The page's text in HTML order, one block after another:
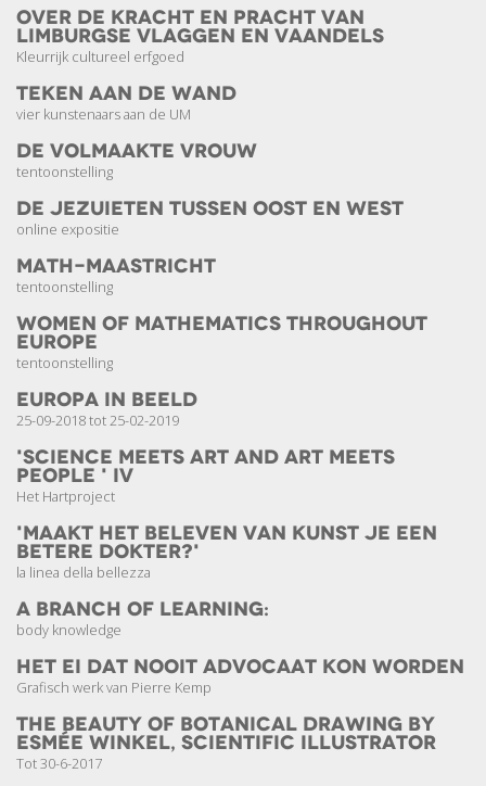
Over de kracht en pracht van
Limburgse vlaggen en vaandels
Kleurrijk cultureel erfgoed
teken aan de wand
vier kunstenaars aan de UM
De volmaakte vrouw
tentoonstelling
De jezuïeten tussen Oost en West
online expositie
Math-Maastricht
tentoonstelling
Women of Mathematics throughout
Europe
tentoonstelling
Europa in beeld
25-09-2018 tot 25-02-2019
'Science meets Art and Art meets
People ' IV
Het Hartproject
'Maakt het beleven van kunst je een
betere dokter?'
la linea della bellezza
a branch of learning:
body knowledge
Het ei dat nooit advocaat kon worden
Grafisch werk van Pierre Kemp
The Beauty of Botanical Drawing by
Esmée Winkel, scientific illustrator
Tot 30-6-2017